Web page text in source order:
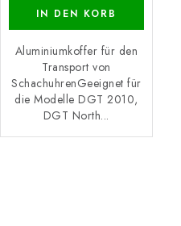
IN DEN KORB
Aluminiumkoffer für den
Transport von
SchachuhrenGeeignet für
die Modelle DGT 2010,
DGT North...